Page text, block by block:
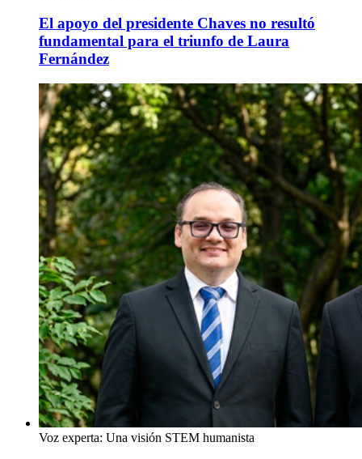
El apoyo del presidente Chaves no resultó
fundamental para el triunfo de Laura
Fernández
Voz experta: Una visión STEM humanista